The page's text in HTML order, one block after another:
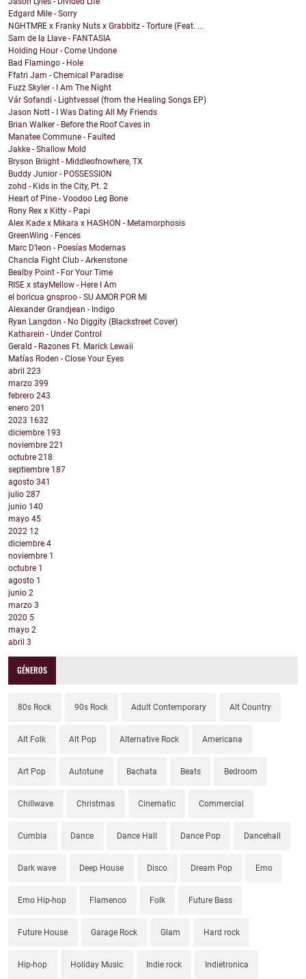
Edgard Mile - Sorry
NGHTMRE x Franky Nuts x Grabbitz - Torture (Feat. ...
Sam de la Llave - FANTASIA
Holding Hour - Come Undone
Bad Flamingo - Hole
Ffatri Jam - Chemical Paradise
Fuzz Skyler - I Am The Night
Vár Sofandi - Lightvessel (from the Healing Songs EP)
Jason Nott - I Was Dating All My Friends
Brian Walker - Before the Roof Caves in
Manatee Commune - Faulted
Jakke - Shallow Mold
Bryson Briight - Middleofnowhere, TX
Buddy Junior - POSSESSION
zohd - Kids in the City, Pt. 2
Heart of Pine - Voodoo Leg Bone
Rony Rex x Kitty - Papi
Alex Kade x Mikara x HASHON - Metamorphosis
GreenWing - Fences
Marc D’leon - Poesías Modernas
Chancla Fight Club - Arkenstone
Bealby Point - For Your Time
RISE x stayMellow - Here I Am
el boricua gnsproo - SU AMOR POR MI
Alexander Grandjean - Indigo
Ryan Langdon - No Diggity (Blackstreet Cover)
Katharein - Under Control
Gerald - Razones Ft. Marick Lewaii
Matías Roden - Close Your Eyes
abril 223
marzo 399
febrero 243
enero 201
2023 1632
diciembre 193
noviembre 221
octubre 218
septiembre 187
agosto 341
julio 287
junio 140
mayo 45
2022 12
diciembre 4
noviembre 1
octubre 1
agosto 1
junio 2
marzo 3
2020 5
mayo 2
abril 3
GÉNEROS
80s Rock 90s Rock Adult Contemporary Alt Country
Alt Folk Alt Pop Alternative Rock Americana
Art Pop Autotune Bachata Beats Bedroom
Chillwave Christmas Cinematic Commercial
Cumbia Dance Dance Hall Dance Pop Dancehall
Dark wave Deep House Disco Dream Pop Emo
Emo Hip-hop Flamenco Folk Future Bass
Future House Garage Rock Glam Hard rock
Hip-hop Holiday Music Indie rock Indietronica